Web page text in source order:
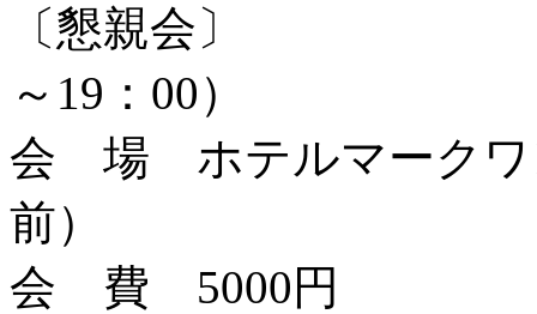
〔懇親会
～19：00）
会 場 ホテルマークワ
前）
会 費 5000円